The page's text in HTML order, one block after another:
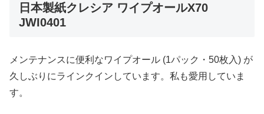
日本製紙クレシア ワイプオールX70
JWI0401
メンテナンスに便利なワイプオール (1パック・50枚入) が
久しぶりにラインクインしています。私も愛用していま
す。